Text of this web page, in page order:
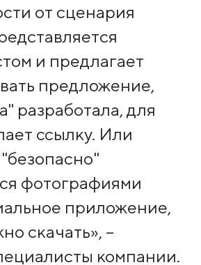
от сценария
и предлагает
предложение,
разработала, для
ссылку. Или
фотографиями
приложение,
скачать», –
компании.